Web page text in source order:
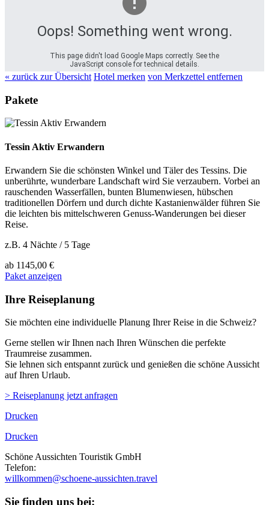
Oops! Something went wrong.
This page didn't load Google Maps correctly. See the
JavaScript console for technical details.
« zurück zur Übersicht Hotel merken von Merkzettel entfernen
Pakete
Tessin Aktiv Erwandern
Erwandern Sie die schönsten Winkel und Täler des Tessins. Die
unberührte, wunderbare Landschaft wird Sie verzaubern. Vorbei an
rauschenden Wasserfällen, bunten Blumenwiesen, hübschen
traditionellen Dörfern und durch dichte Kastanienwälder führen Sie
die leichten bis mittelschweren Genuss-Wanderungen bei dieser
Reise.
z.B. 4 Nächte / 5 Tage
ab 1145,00 €
Paket anzeigen
Ihre Reiseplanung
Sie möchten eine individuelle Planung Ihrer Reise in die Schweiz?
Gerne stellen wir Ihnen nach Ihren Wünschen die perfekte
Traumreise zusammen.
Sie lehnen sich entspannt zurück und genießen die schöne Aussicht
auf Ihren Urlaub.
> Reiseplanung jetzt anfragen
Drucken
Drucken
Schöne Aussichten Touristik GmbH
Telefon:
willkommen@schoene-aussichten.travel
Sie finden uns bei: